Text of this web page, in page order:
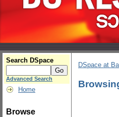
Search DSpace
Advanced Search
Home
Browse
DSpace at